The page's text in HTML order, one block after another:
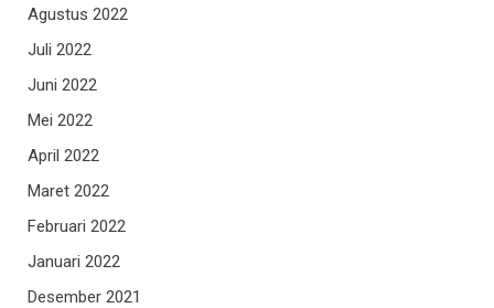
Agustus 2022
Juli 2022
Juni 2022
Mei 2022
April 2022
Maret 2022
Februari 2022
Januari 2022
Desember 2021